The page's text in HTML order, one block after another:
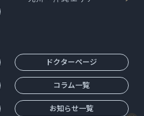
ドクターページ
コラム一覧
お知らせ一覧